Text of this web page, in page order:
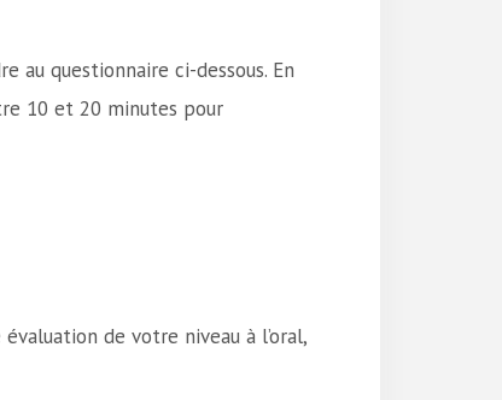
au questionnaire ci-dessous. En
10 et 20 minutes pour
de votre niveau à l’oral,